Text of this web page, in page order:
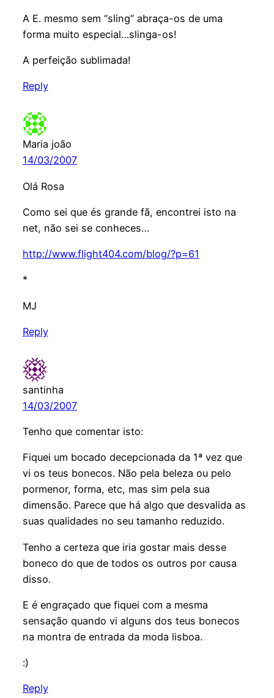
A E. mesmo sem “sling” abraça-os de uma
forma muito especial…slinga-os!
A perfeição sublimada!
Reply
Maria joão
14/03/2007
Olá Rosa
Como sei que és grande fã, encontrei isto na
net, não sei se conheces…
http://www.flight404.com/blog/?p=61
*
MJ
Reply
santinha
14/03/2007
Tenho que comentar isto:
Fiquei um bocado decepcionada da 1ª vez que
vi os teus bonecos. Não pela beleza ou pelo
pormenor, forma, etc, mas sim pela sua
dimensão. Parece que há algo que desvalida as
suas qualidades no seu tamanho reduzido.
Tenho a certeza que iria gostar mais desse
boneco do que de todos os outros por causa
disso.
E é engraçado que fiquei com a mesma
sensação quando vi alguns dos teus bonecos
na montra de entrada da moda lisboa.
:)
Reply